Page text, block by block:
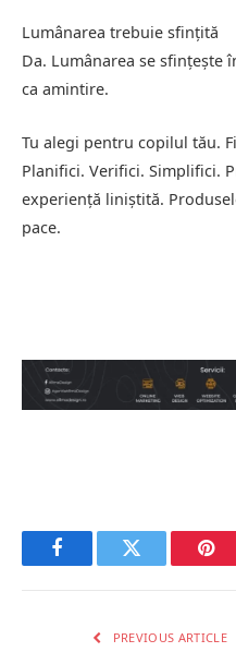
Lumânarea trebuie sfințită
Da. Lumânarea se sfințește
ca amintire.
Tu alegi pentru copilul tău.
Planifici. Verifici. Simplifici.
experiență liniștită.
pace.
FacebookTwitter
PREVIOUS ARTICLE